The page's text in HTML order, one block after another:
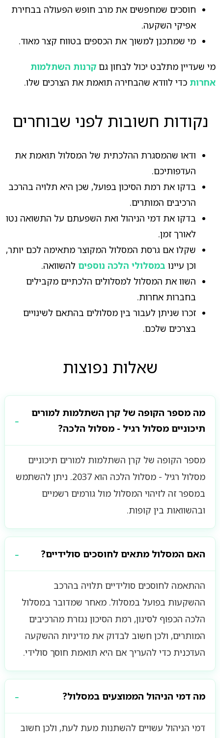
חוסכים שמחפשים את מרב חופש הפעולה בבחירת
אפיקי השקעה.
מי שמתכנן למשוך את הכספים בטווח קצר מאוד.
מי שעדיין מתלבט יכול לבחון גם קרנות השתלמות
אחרות כדי לוודא שהבחירה תואמת את הצרכים שלו.
נקודות חשובות לפני שבוחרים
ודאו שהמסגרת ההלכתית של המסלול תואמת את
העדפותיכם.
בדקו את רמת הסיכון בפועל, שכן היא תלויה בהרכב
הרכיבים המותרים.
בדקו את דמי הניהול ואת השפעתם על התשואה נטו
לאורך זמן.
שקלו אם גרסת המסלול המקוצר מתאימה לכם יותר,
וכן עיינו במסלולי הלכה נוספים להשוואה.
השוו את המסלול למסלולים הלכתיים מקבילים
בחברות אחרות.
זכרו שניתן לעבור בין מסלולים בהתאם לשינויים
בצרכים שלכם.
שאלות נפוצות
מה מספר הקופה של קרן השתלמות למורים
תיכוניים מסלול רגיל - מסלול הלכה?
מספר הקופה של קרן השתלמות למורים תיכוניים
מסלול רגיל - מסלול הלכה הוא 2037. ניתן להשתמש
במספר זה לזיהוי המסלול מול גורמים רשמיים
ובהשוואות בין קופות.
האם המסלול מתאים לחוסכים סולידיים?
ההתאמה לחוסכים סולידיים תלויה בהרכב
ההשקעות בפועל במסלול. מאחר שמדובר במסלול
הלכה הכפוף לסינון, רמת הסיכון נגזרת מהרכיבים
המותרים, ולכן חשוב לבדוק את מדיניות ההשקעה
העדכנית כדי להעריך אם היא תואמת חוסך סולידי.
מה דמי הניהול הממוצעים במסלול?
דמי הניהול עשויים להשתנות מעת לעת, ולכן חשוב